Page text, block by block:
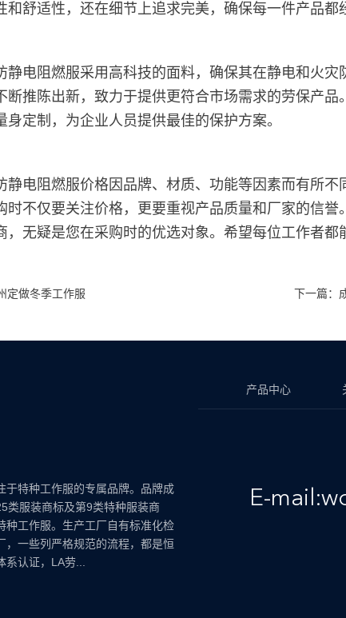
舒适性，还在细节上追求完美，确保每一件产品都
静电阻燃服采用高科技的面料，确保其在静电和火灾
断推陈出新，致力于提供更符合市场需求的劳保产
定制，为企业人员提供最佳的保护方案。
电阻燃服价格因品牌、材质、功能等因素而有所不
时不仅要关注价格，更要重视产品质量和厂家的信誉
无疑是您在采购时的优选对象。希望每位工作者都
定做冬季工作服 下一篇：
于特种工作服的专属品牌。品牌成
类服装商标及第9类特种服装商
种工作服。生产工厂自有标准化检
，一些列严格规范的流程，都是恒
认证，LA劳...
产品中心
E-